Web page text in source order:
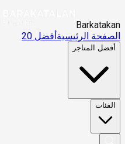
Barkatakan
الصفحة الرئيسيةأفضل 20
أفضل المتاجر
الفئات